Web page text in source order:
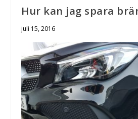
Hur kan jag spara
juli 15, 2016